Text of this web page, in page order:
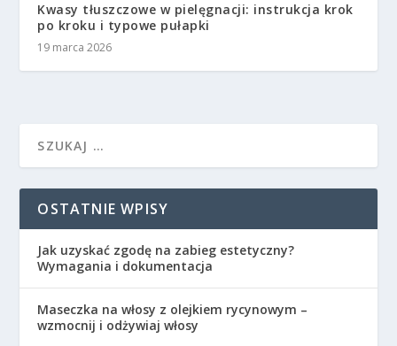
Kwasy tłuszczowe w pielęgnacji: instrukcja krok
po kroku i typowe pułapki
19 marca 2026
OSTATNIE WPISY
Jak uzyskać zgodę na zabieg estetyczny?
Wymagania i dokumentacja
Maseczka na włosy z olejkiem rycynowym –
wzmocnij i odżywiaj włosy